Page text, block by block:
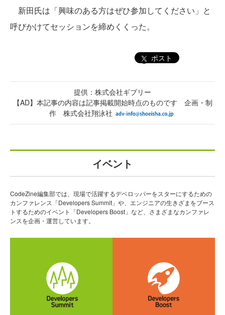
新田氏は「興味のある方はぜひ参加してください」と
呼びかけてセッションを締めくくった。
ポスト
提供：株式会社ギブリー
【AD】本記事の内容は記事掲載開始時点のものです 企画・制
作 株式会社翔泳社
イベント
CodeZine編集部では、現場で活躍するデベロッパーをスターにするための
カンファレンス「Developers Summit」や、エンジニアの生きざまをブース
トするためのイベント「Developers Boost」など、さまざまなカンファレ
ンスを企画・運営しています。